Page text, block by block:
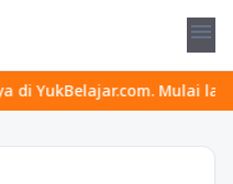
menu
Mulai langkah